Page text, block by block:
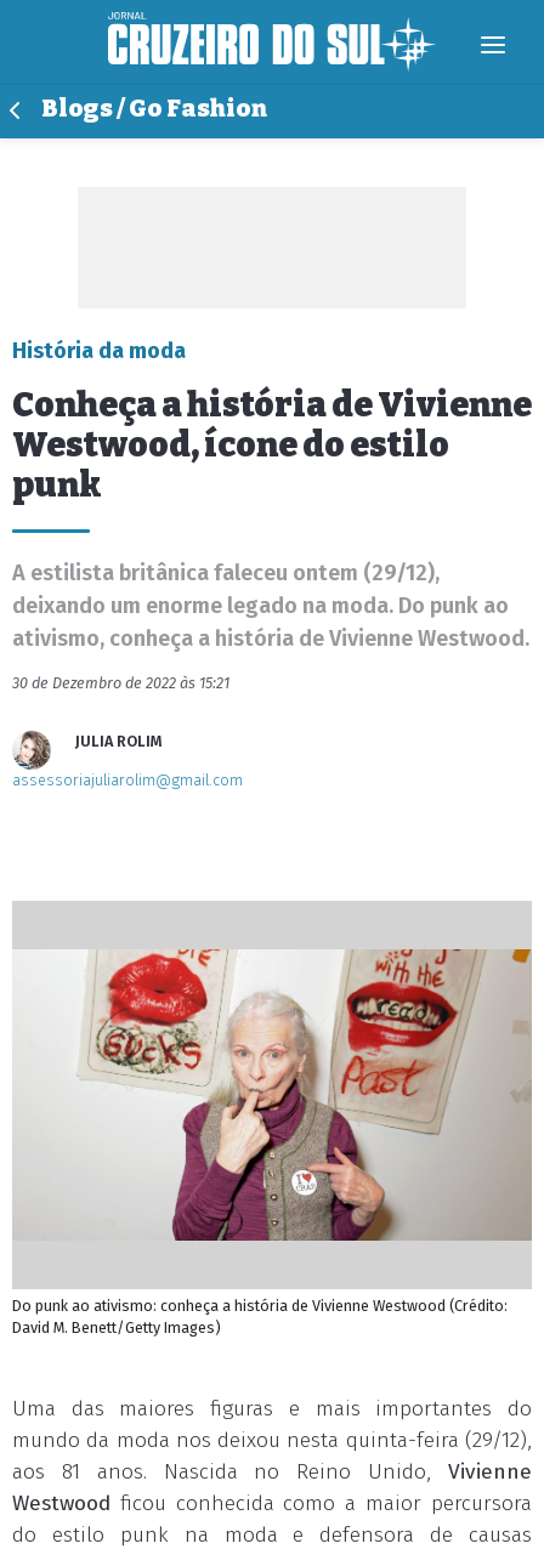
Blogs / Go Fashion
História da moda
Conheça a história de Vivienne
Westwood, ícone do estilo
punk
A estilista britânica faleceu ontem (29/12),
deixando um enorme legado na moda. Do punk ao
ativismo, conheça a história de Vivienne Westwood.
30 de Dezembro de 2022 às 15:21
JULIA ROLIM
assessoriajuliarolim@gmail.com
Do punk ao ativismo: conheça a história de Vivienne Westwood (Crédito:
David M. Benett/Getty Images)
Uma das maiores figuras e mais importantes do
mundo da moda nos deixou nesta quinta-feira (29/12),
aos 81 anos. Nascida no Reino Unido, Vivienne
Westwood ficou conhecida como a maior percursora
do estilo punk na moda e defensora de causas